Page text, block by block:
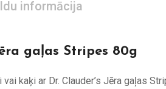
informācija
gaļas Stripes 80g
kaķi ar Dr. Clauder’s Jēra gaļas